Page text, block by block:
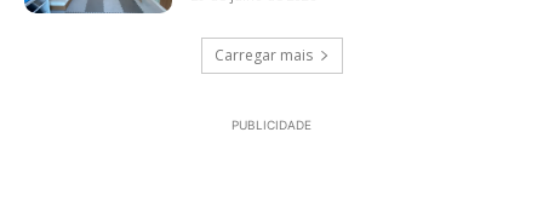
Carregar mais
PUBLICIDADE